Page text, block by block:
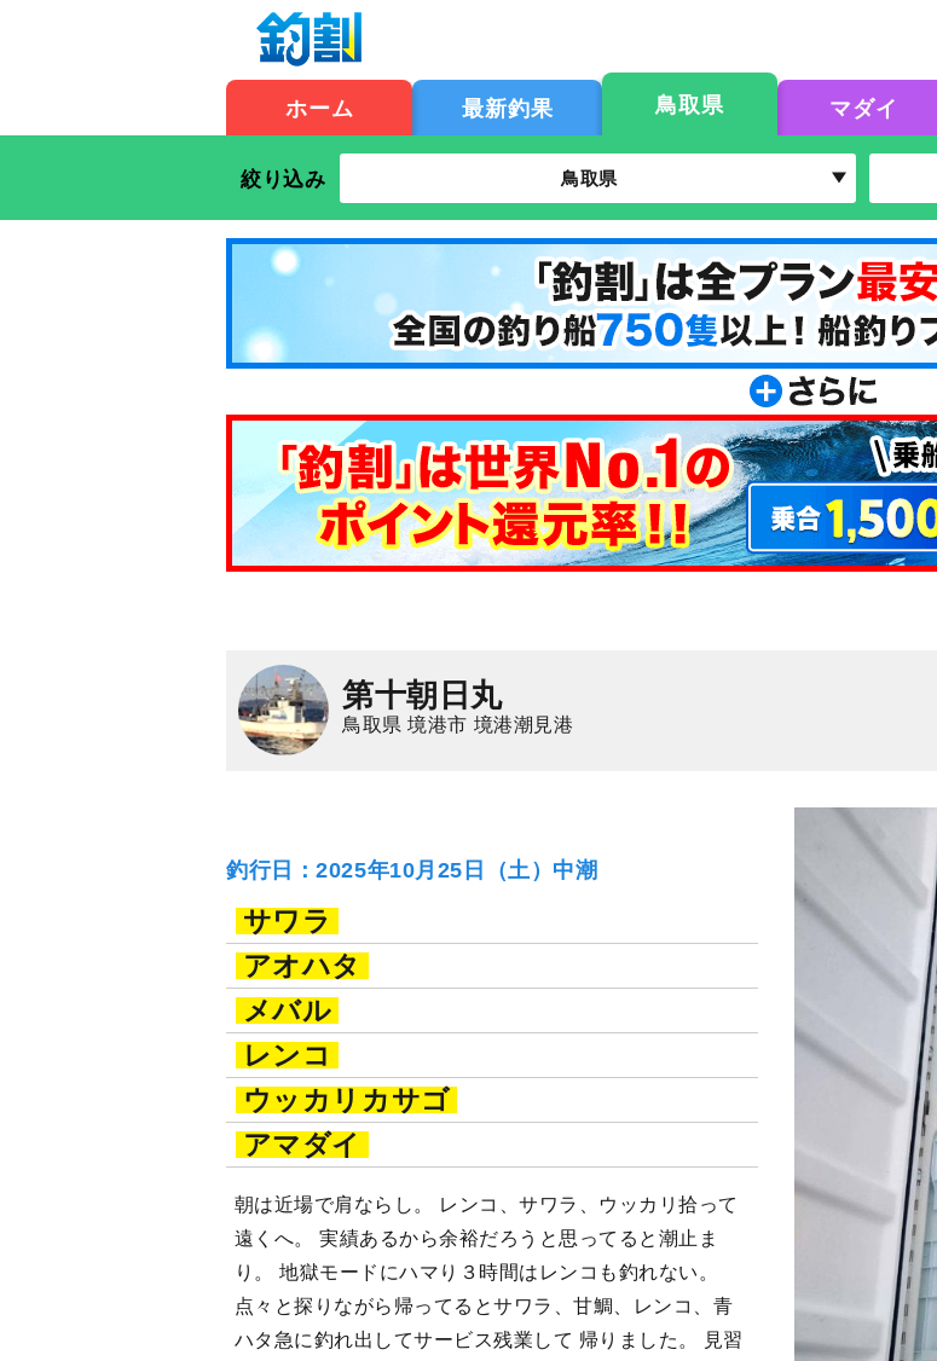
ホーム 最新釣果 鳥取県 マダイ
絞り込み 鳥取県
第十朝日丸
鳥取県 境港市 境港潮見港
釣行日：2025年10月25日（土）中潮
サワラ
アオハタ
メバル
レンコ
ウッカリカサゴ
アマダイ
朝は近場で肩ならし。 レンコ、サワラ、ウッカリ拾って
遠くへ。 実績あるから余裕だろうと思ってると潮止ま
り。 地獄モードにハマり３時間はレンコも釣れない。
点々と探りながら帰ってるとサワラ、甘鯛、レンコ、青
ハタ急に釣れ出してサービス残業して 帰りました。 見習